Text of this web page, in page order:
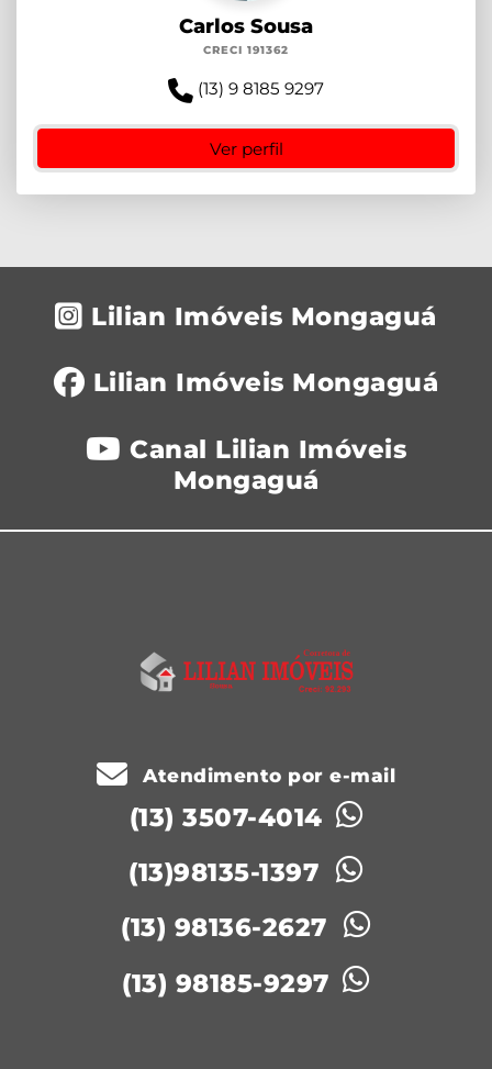
Carlos Sousa
CRECI 191362
(13) 9 8185 9297
Ver perfil
Lilian Imóveis Mongaguá
Lilian Imóveis Mongaguá
Canal Lilian Imóveis
Mongaguá
Atendimento por e-mail
(13) 3507-4014
(13)98135-1397
(13) 98136-2627
(13) 98185-9297